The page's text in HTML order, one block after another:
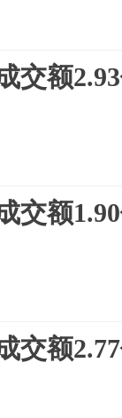
交额
交额
交额